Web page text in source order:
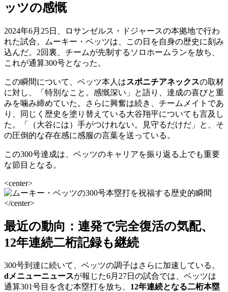
ッツの感慨
2024年6月25日、ロサンゼルス・ドジャースの本拠地で行わ
れた試合。ムーキー・ベッツは、この日を自身の歴史に刻み
込んだ。2回裏、チームが先制するソロホームランを放ち、
これが通算300号となった。
この瞬間について、ベッツ本人はスポニチアネックスの取材
に対し、「特別なこと。感慨深い」と語り、達成の喜びと重
みを噛み締めていた。さらに興奮は続き、チームメイトであ
り、同じく歴史を塗り替えている大谷翔平についても言及し
た。「（大谷には）手がつけれない。見守るだけだ」と、そ
の圧倒的な存在感に感服の言葉を送っている。
この300号達成は、ベッツのキャリアを振り返る上でも重要
な節目となる。
<center>
</center>
最近の動向：連発で完全復活の気配、
12年連続二桁記録も継続
300号到達に続いて、ベッツの調子はさらに加速している。
dメニューニュースが報じた6月27日の試合では、ベッツは
通算301号目を含む本塁打を放ち、 12年連続となる二桁本塁